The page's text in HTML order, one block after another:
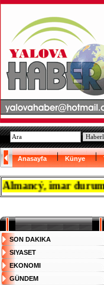
Anasayfa Künye
imar
SON DAKIKA
SIYASET
EKONOMI
GÜNDEM